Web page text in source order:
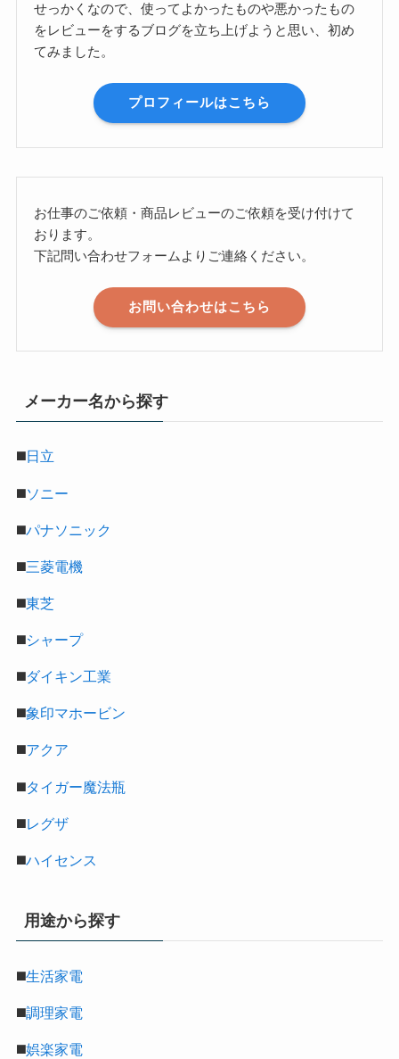
せっかくなので、使ってよかったものや悪かったもの
をレビューをするブログを立ち上げようと思い、初め
てみました。
プロフィールはこちら
お仕事のご依頼・商品レビューのご依頼を受け付けて
おります。
下記問い合わせフォームよりご連絡ください。
お問い合わせはこちら
メーカー名から探す
◼️日立
◼️ソニー
◼️パナソニック
◼️三菱電機
◼️東芝
◼️シャープ
◼️ダイキン工業
◼️象印マホービン
◼️アクア
◼️タイガー魔法瓶
◼️レグザ
◼️ハイセンス
用途から探す
◼️生活家電
◼️調理家電
◼️娯楽家電